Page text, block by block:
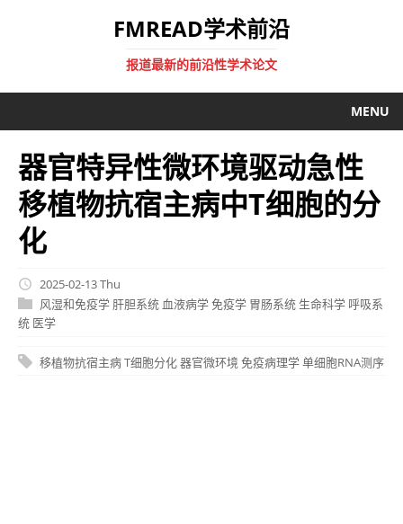
FMREAD学术前沿
报道最新的前沿性学术论文
MENU
器官特异性微环境驱动急性
移植物抗宿主病中T细胞的分
化
2025-02-13 Thu
风湿和免疫学 肝胆系统 血液病学免疫学 胃肠系统 生命科学 呼吸系
统 医学
移植物抗宿主病T细胞分化器官微环境 免疫病理学单细胞RNA测序